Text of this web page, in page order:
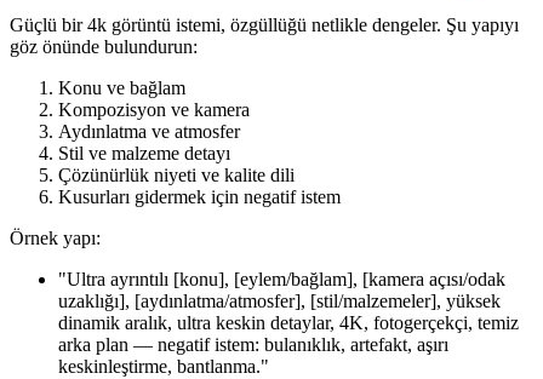
Güçlü bir 4k görüntü istemi, özgüllüğü netlikle dengeler. Şu yapıyı
göz önünde bulundurun:
Konu ve bağlam
Kompozisyon ve kamera
Aydınlatma ve atmosfer
Stil ve malzeme detayı
Çözünürlük niyeti ve kalite dili
Kusurları gidermek için negatif istem
Örnek yapı:
"Ultra ayrıntılı [konu], [eylem/bağlam], [kamera açısı/odak
uzaklığı], [aydınlatma/atmosfer], [stil/malzemeler], yüksek
dinamik aralık, ultra keskin detaylar, 4K, fotogerçekçi, temiz
arka plan — negatif istem: bulanıklık, artefakt, aşırı
keskinleştirme, bantlanma."